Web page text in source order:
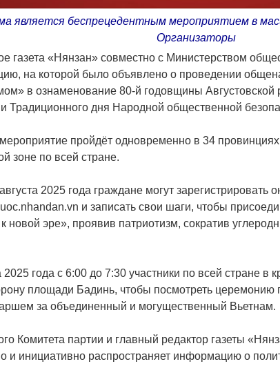
является беспрецедентным мероприятием в
Организаторы
газета «Нянзан» совместно с Министерством
на которой было объявлено о проведении
в ознаменование 80-й годовщины
Традиционного дня Народной общественной
пройдёт одновременно в 34
зоне по всей стране.
2025 года граждане могут зарегистрировать
и записать свои шаги, чтобы
новой эре», проявив патриотизм, сократив
2025 года с 6:00 до 7:30 участники по всей стране в
площади Бадинь, чтобы посмотреть церемонию
за объединенный и могущественный Вьетнам.
Комитета партии и главный редактор газеты
и инициативно распространяет информацию о